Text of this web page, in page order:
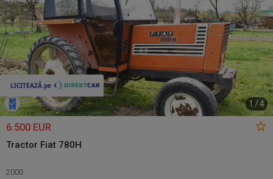
1 /4
6.500 EUR
Tractor Fiat 780H
2000